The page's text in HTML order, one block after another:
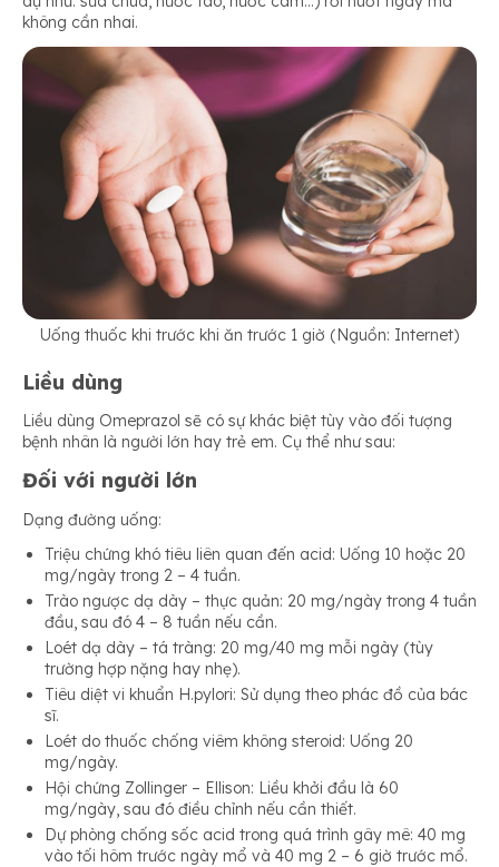
không cần nhai.
Uống thuốc khi trước khi ăn trước 1 giờ (Nguồn: Internet)
Liều dùng
Liều dùng Omeprazol sẽ có sự khác biệt tùy vào đối tượng
bệnh nhân là người lớn hay trẻ em. Cụ thể như sau:
Đối với người lớn
Dạng đường uống:
Triệu chứng khó tiêu liên quan đến acid: Uống 10 hoặc 20
mg/ngày trong 2 – 4 tuần.
Trào ngược dạ dày – thực quản: 20 mg/ngày trong 4 tuần
đầu, sau đó 4 – 8 tuần nếu cần.
Loét dạ dày – tá tràng: 20 mg/40 mg mỗi ngày (tùy
trường hợp nặng hay nhẹ).
Tiêu diệt vi khuẩn H.pylori: Sử dụng theo phác đồ của bác
sĩ.
Loét do thuốc chống viêm không steroid: Uống 20
mg/ngày.
Hội chứng Zollinger – Ellison: Liều khởi đầu là 60
mg/ngày, sau đó điều chỉnh nếu cần thiết.
Dự phòng chống sốc acid trong quá trình gây mê: 40 mg
vào tối hôm trước ngày mổ và 40 mg 2 – 6 giờ trước mổ.